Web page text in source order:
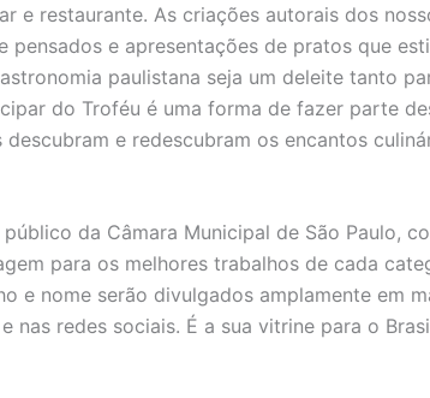
e restaurante. As criações autorais dos
pensados e apresentações de pratos que
paulistana seja um deleite tanto
do Troféu é uma forma de fazer parte
e redescubram os encantos
da Câmara Municipal de São Paulo,
para os melhores trabalhos de cada
e nome serão divulgados amplamente em
nas redes sociais. É a sua vitrine para o